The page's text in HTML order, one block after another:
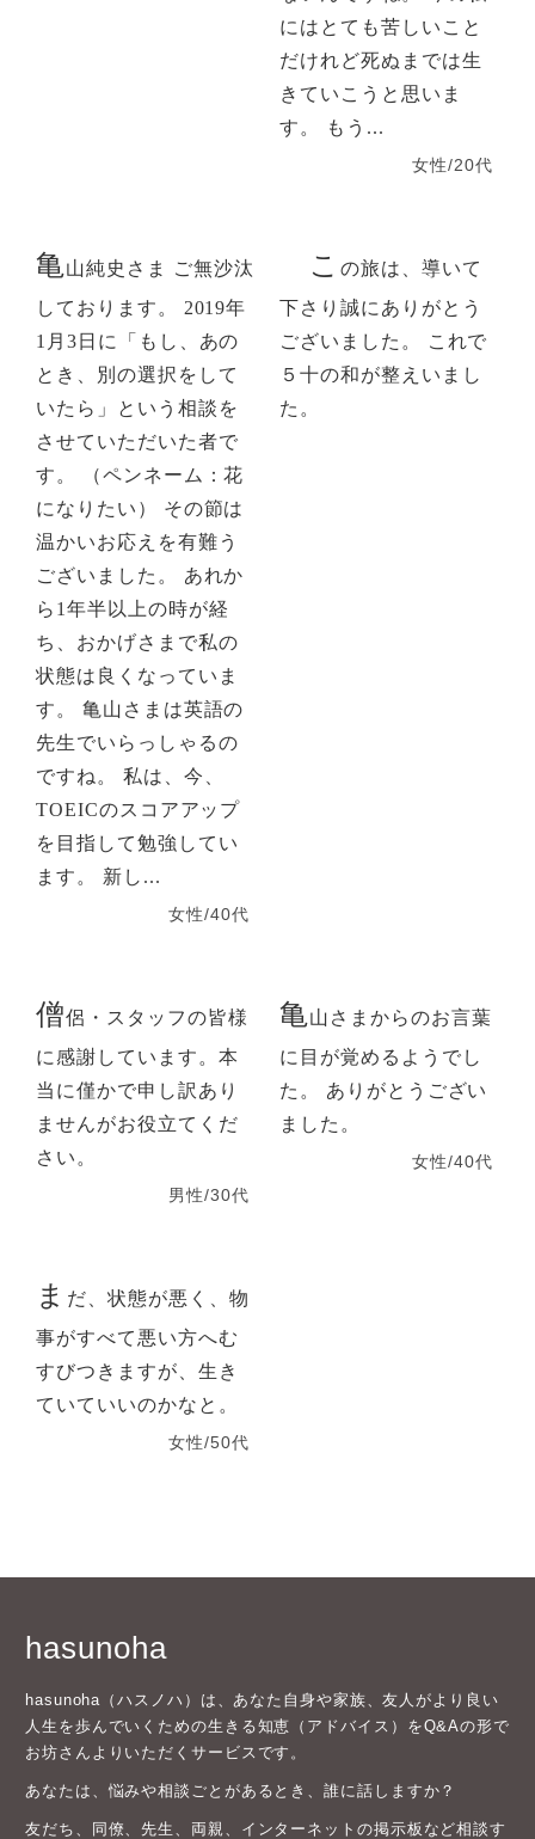
にはとても苦しいこと
だけれど死ぬまでは生
きていこうと思いま
す。 もう...
女性/20代
亀山純史さま ご無沙汰
しております。 2019年
1月3日に「もし、あの
とき、別の選択をして
いたら」という相談を
させていただいた者で
す。 （ペンネーム：花
になりたい） その節は
温かいお応えを有難う
ございました。 あれか
ら1年半以上の時が経
ち、おかげさまで私の
状態は良くなっていま
す。 亀山さまは英語の
先生でいらっしゃるの
ですね。 私は、今、
TOEICのスコアアップ
を目指して勉強してい
ます。 新し...
女性/40代
こ の旅は、導いて
下さり誠にありがとう
ございました。 これで
５十の和が整えいまし
た。
僧侶・スタッフの皆様
に感謝しています。本
当に僅かで申し訳あり
ませんがお役立てくだ
さい。
男性/30代
亀山さまからのお言葉
に目が覚めるようでし
た。 ありがとうござい
ました。
女性/40代
ま だ、状態が悪く、物
事がすべて悪い方へむ
すびつきますが、生き
ていていいのかなと。
女性/50代
hasunoha
hasunoha（ハスノハ）は、あなた自身や家族、友人がより良い
人生を歩んでいくための生きる知恵（アドバイス）をQ&Aの形で
お坊さんよりいただくサービスです。
あなたは、悩みや相談ごとがあるとき、誰に話しますか？
友だち、同僚、先生、両親、インターネットの掲示板など相談す